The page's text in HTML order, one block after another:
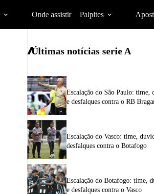
Onde assistir Palpites
Últimas notícias serie A
Escalação do São Paulo: time,
e desfalques contra o RB
Escalação do Vasco: time,
desfalques contra o Botafogo
Escalação do Botafogo: time,
e desfalques contra o Vasco